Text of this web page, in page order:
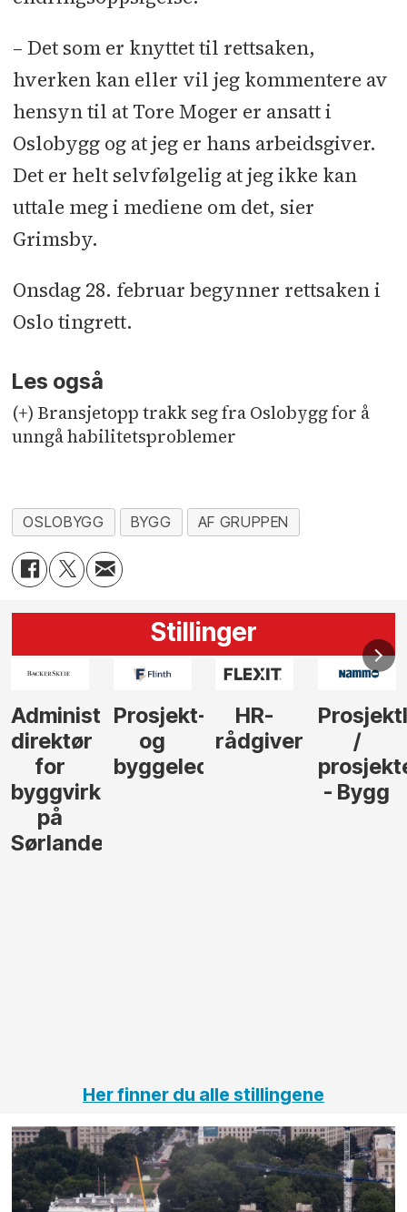
– Det som er knyttet til rettsaken,
hverken kan eller vil jeg kommentere av
hensyn til at Tore Moger er ansatt i
Oslobygg og at jeg er hans arbeidsgiver.
Det er helt selvfølgelig at jeg ikke kan
uttale meg i mediene om det, sier
Grimsby.
Onsdag 28. februar begynner rettsaken i
Oslo tingrett.
Les også
(+) Bransjetopp trakk seg fra Oslobygg for å
unngå habilitetsproblemer
OSLOBYGG BYGG AF GRUPPEN
Stillinger
Administrerende
direktør
for
byggvirksomhet
på
Sørlandet
Prosjekt-
og
byggeleder
HR-
rådgiver
/
- Bygg
Her finner du alle stillingene